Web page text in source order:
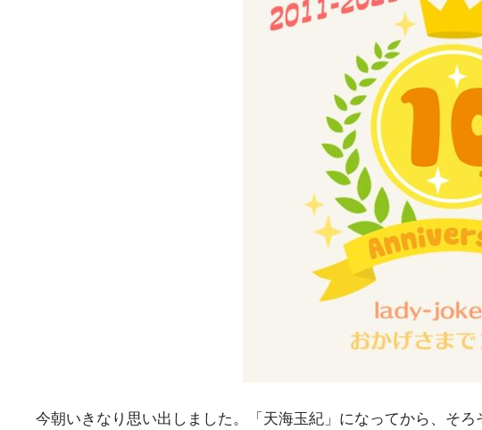
今朝いきなり思い出しました。「天海玉紀」になってから、そ